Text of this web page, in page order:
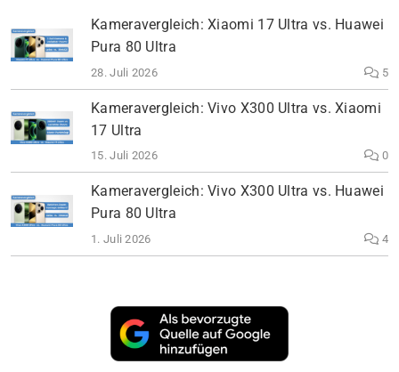
Kameravergleich: Xiaomi 17 Ultra vs. Huawei
Pura 80 Ultra
28. Juli 2026 5
Kameravergleich: Vivo X300 Ultra vs. Xiaomi
17 Ultra
15. Juli 2026 0
Kameravergleich: Vivo X300 Ultra vs. Huawei
Pura 80 Ultra
1. Juli 2026 4